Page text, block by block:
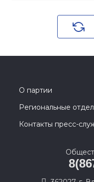
О партии
Региональные
Контакты пресс-